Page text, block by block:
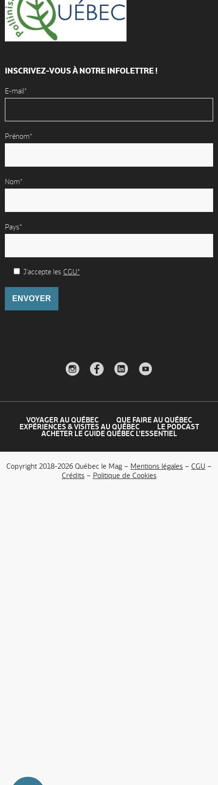
INSCRIVEZ-VOUS À NOTRE INFOLETTRE !
E-mail*
Prénom*
Nom*
Pays*
J'accepte les CGU*
VOYAGER AU QUÉBEC
QUE FAIRE AU QUÉBEC
EXPÉRIENCES & VISITES AU QUÉBEC
LE PODCAST
ACHETER LE GUIDE QUÉBEC L’ESSENTIEL
Copyright 2018-2026 Québec le Mag – Mentions légales – CGU –
Crédits – Politique de Cookies